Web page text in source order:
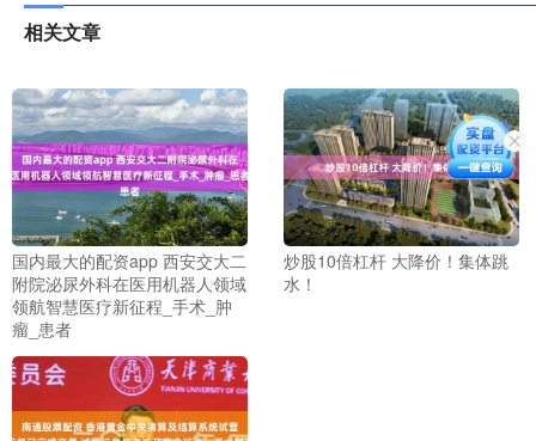
相关文章
国内最大的配资app 西安交大二
附院泌尿外科在医用机器人领域
领航智慧医疗新征程_手术_肿
瘤_患者
炒股10倍杠杆 大降价！集体跳
水！